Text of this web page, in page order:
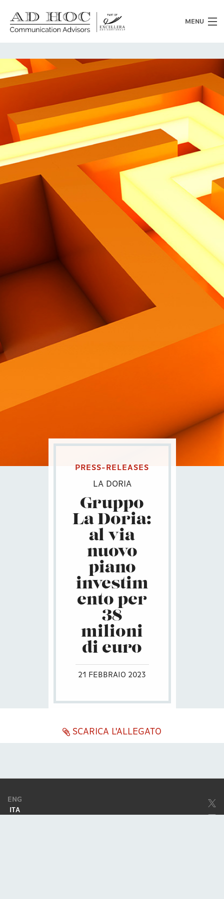
MENU
Chi siamo
Cosa facciamo
News
Clienti
Heritage
Lavora con noi
Contatti
PRESS-RELEASES
LA DORIA
Gruppo
La Doria:
al via
nuovo
piano
investim
ento per
38
milioni
di euro
21 FEBBRAIO 2023
SCARICA L'ALLEGATO
ENG
ITA